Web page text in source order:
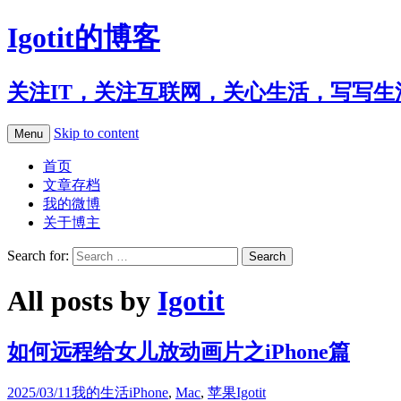
Igotit的博客
关注IT，关注互联网，关心生活，写写生
Menu Skip to content
首页
文章存档
我的微博
关于博主
Search for:
All posts by Igotit
如何远程给女儿放动画片之iPhone篇
2025/03/11我的生活iPhone, Mac, 苹果Igotit